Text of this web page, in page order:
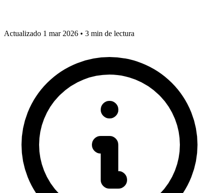
Actualizado 1 mar 2026 • 3 min de lectura